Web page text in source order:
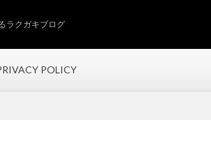
ラクガキブログ
POLICY